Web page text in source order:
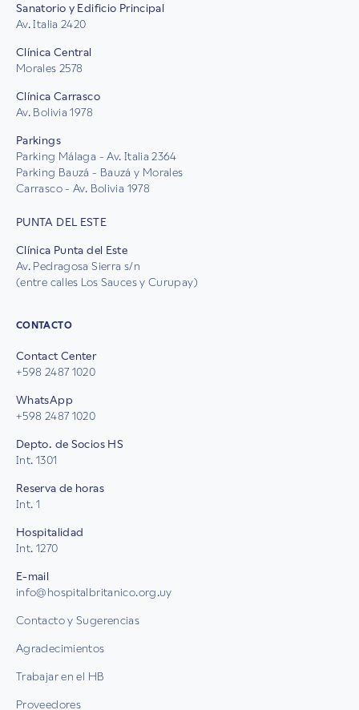
Sanatorio y Edificio Principal
Av. Italia 2420
Clínica Central
Morales 2578
Clínica Carrasco
Av. Bolivia 1978
Parkings
Parking Málaga - Av. Italia 2364
Parking Bauzá - Bauzá y Morales
Carrasco - Av. Bolivia 1978
PUNTA DEL ESTE
Clínica Punta del Este
Av. Pedragosa Sierra s/n
(entre calles Los Sauces y Curupay)
CONTACTO
Contact Center
+598 2487 1020
WhatsApp
+598 2487 1020
Depto. de Socios HS
Int. 1301
Reserva de horas
Int. 1
Hospitalidad
Int. 1270
E-mail
info@hospitalbritanico.org.uy
Contacto y Sugerencias
Agradecimientos
Trabajar en el HB
Proveedores